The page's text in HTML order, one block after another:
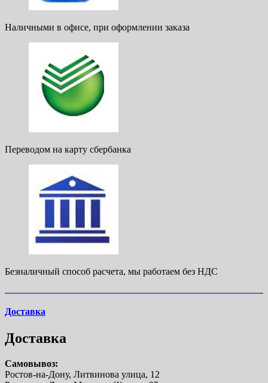
Наличными в офисе, при оформлении заказа
Переводом на карту сбербанка
Безналичный способ расчета, мы работаем без НДС
Доставка
Доставка
Самовывоз:
Ростов-на-Дону, Литвинова улица, 12